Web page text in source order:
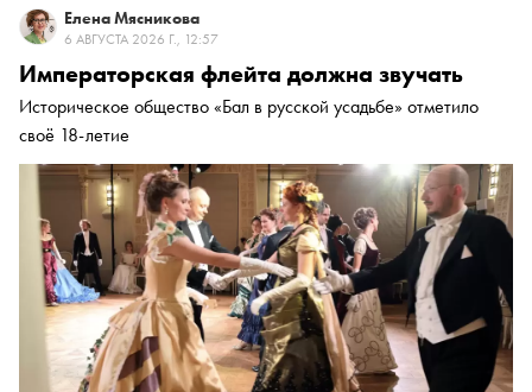
Елена Мясникова
6 АВГУСТА 2026 Г., 12:57
Императорская флейта должна звучать
Историческое общество «Бал в русской усадьбе» отметило
своё 18-летие